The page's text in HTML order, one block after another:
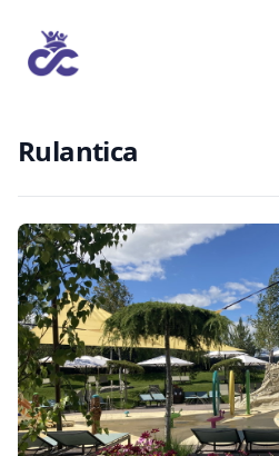
Rulantica